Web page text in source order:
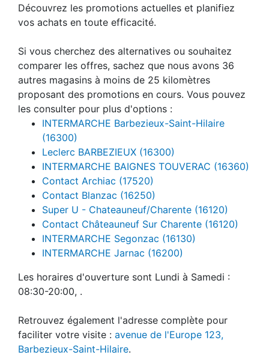
Découvrez les promotions actuelles et planifiez
vos achats en toute efficacité.
Si vous cherchez des alternatives ou souhaitez
comparer les offres, sachez que nous avons 36
autres magasins à moins de 25 kilomètres
proposant des promotions en cours. Vous pouvez
les consulter pour plus d'options :
INTERMARCHE Barbezieux-Saint-Hilaire
(16300)
Leclerc BARBEZIEUX (16300)
INTERMARCHE BAIGNES TOUVERAC (16360)
Contact Archiac (17520)
Contact Blanzac (16250)
Super U - Chateauneuf/Charente (16120)
Contact Châteauneuf Sur Charente (16120)
INTERMARCHE Segonzac (16130)
INTERMARCHE Jarnac (16200)
Les horaires d'ouverture sont Lundi à Samedi :
08:30-20:00, .
Retrouvez également l'adresse complète pour
faciliter votre visite : avenue de l'Europe 123,
Barbezieux-Saint-Hilaire.